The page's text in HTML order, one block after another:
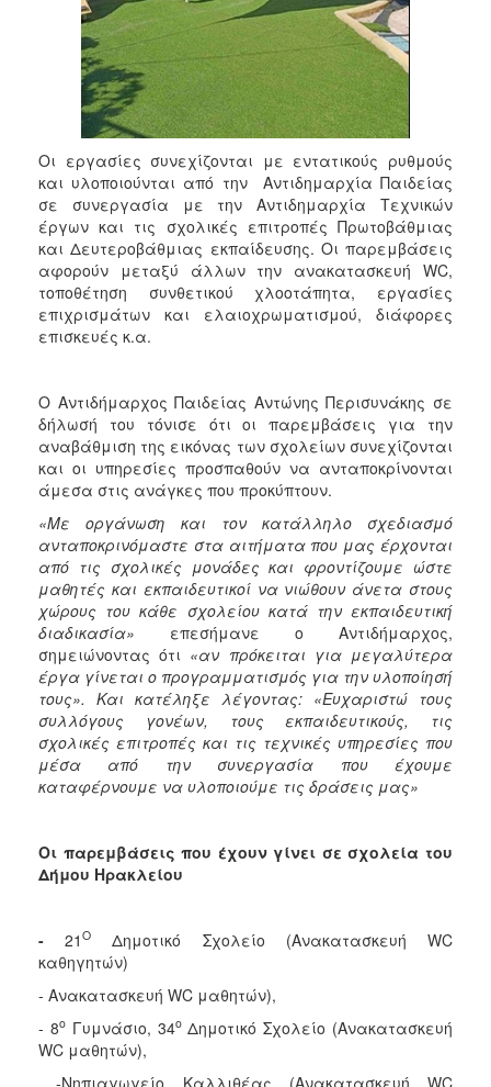
2013
2012
2011
2010
2006
ΤΟΠΟΣ
ΠΟΛΙΤΙΣΜΟΣ
ΠΟΛΗ
Οι εργασίες συνεχίζονται με εντατικούς ρυθμούς
και υλοποιούνται από την Αντιδημαρχία Παιδείας
σε συνεργασία με την Αντιδημαρχία Τεχνικών
έργων και τις σχολικές επιτροπές Πρωτοβάθμιας
και Δευτεροβάθμιας εκπαίδευσης. Οι παρεμβάσεις
αφορούν μεταξύ άλλων την ανακατασκευή WC,
τοποθέτηση συνθετικού χλοοτάπητα, εργασίες
επιχρισμάτων και ελαιοχρωματισμού, διάφορες
επισκευές κ.α.
O Αντιδήμαρχος Παιδείας Αντώνης Περισυνάκης σε
δήλωσή του τόνισε ότι οι παρεμβάσεις για την
αναβάθμιση της εικόνας των σχολείων συνεχίζονται
και οι υπηρεσίες προσπαθούν να ανταποκρίνονται
άμεσα στις ανάγκες που προκύπτουν.
«Με οργάνωση και τον κατάλληλο σχεδιασμό
ανταποκρινόμαστε στα αιτήματα που μας έρχονται
από τις σχολικές μονάδες και φροντίζουμε ώστε
μαθητές και εκπαιδευτικοί να νιώθουν άνετα στους
χώρους του κάθε σχολείου κατά την εκπαιδευτική
διαδικασία» επεσήμανε ο Αντιδήμαρχος,
σημειώνοντας ότι «αν πρόκειται για μεγαλύτερα
έργα γίνεται ο προγραμματισμός για την υλοποίησή
τους». Και κατέληξε λέγοντας: «Ευχαριστώ τους
συλλόγους γονέων, τους εκπαιδευτικούς, τις
σχολικές επιτροπές και τις τεχνικές υπηρεσίες που
μέσα από την συνεργασία που έχουμε
καταφέρνουμε να υλοποιούμε τις δράσεις μας»
Οι παρεμβάσεις που έχουν γίνει σε σχολεία του
Δήμου Ηρακλείου
-21Ο
Δημοτικό Σχολείο (Ανακατασκευή WC
καθηγητών)
- Ανακατασκευή WC μαθητών),
- 8οΓυμνάσιο, 34οΔημοτικό Σχολείο (Ανακατασκευή
WC μαθητών),
-Νηπιαγωγείο Καλλιθέας (Ανακατασκευή WC